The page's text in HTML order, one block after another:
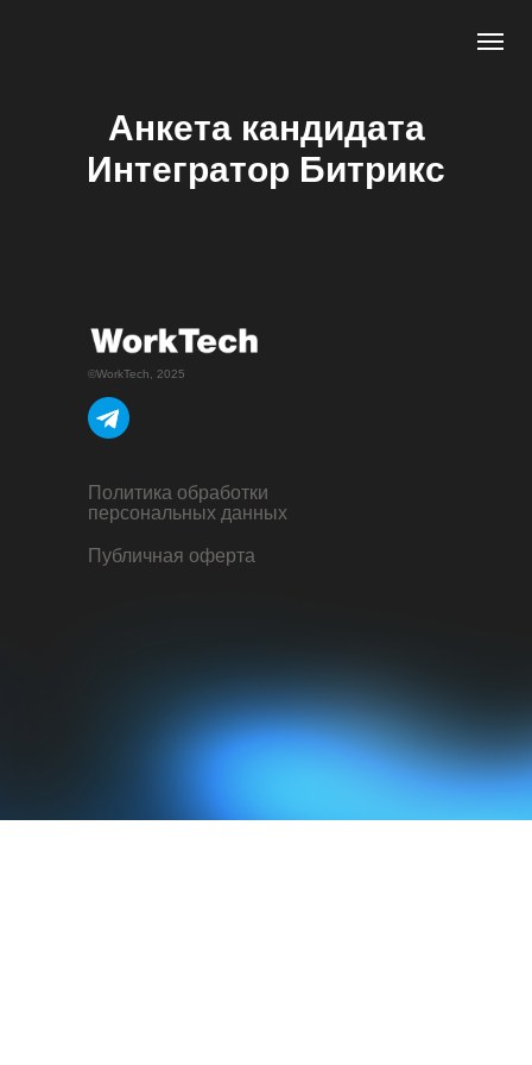
Анкета кандидата
Интегратор Битрикс
Политика обработки
персональных данных
Публичная оферта
©WorkTech, 2025